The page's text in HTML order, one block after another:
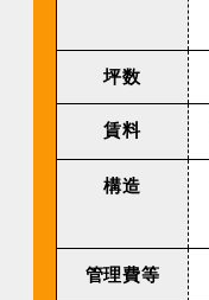
坪数
賃料
構造
管理費等